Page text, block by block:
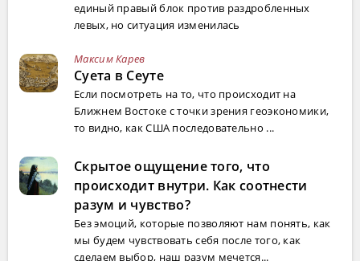
единый правый блок против раздробленных
левых, но ситуация изменилась
Максим Карев
Суета в Сеуте
Если посмотреть на то, что происходит на
Ближнем Востоке с точки зрения геоэкономики,
то видно, как США последовательно ...
Скрытое ощущение того, что
происходит внутри. Как соотнести
разум и чувство?
Без эмоций, которые позволяют нам понять, как
мы будем чувствовать себя после того, как
сделаем выбор, наш разум мечется...